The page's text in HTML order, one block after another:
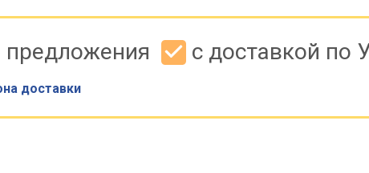
предложения с доставкой по
доставки